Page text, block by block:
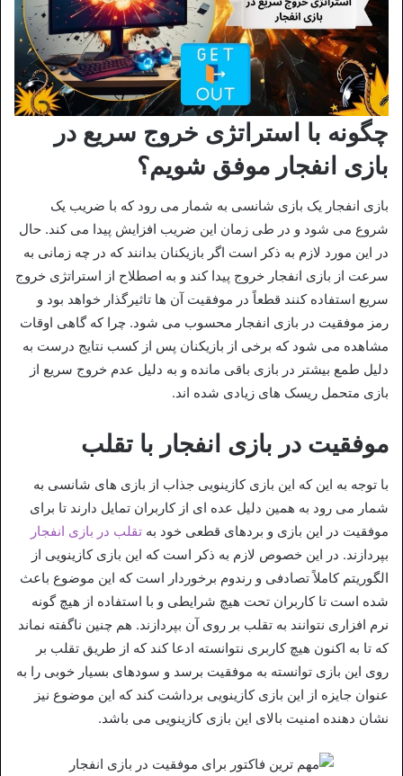
چگونه با استراتژی خروج سریع در
بازی انفجار موفق شویم؟
بازی انفجار یک بازی شانسی به شمار می‌ رود که با ضریب یک
شروع می‌ شود و در طی زمان این ضریب افزایش پیدا می‌ کند. حال
در این مورد لازم به ذکر است اگر بازیکنان بدانند که در چه زمانی به
سرعت از بازی انفجار خروج پیدا کند و به اصطلاح از استراتژی خروج
سریع استفاده کنند قطعاً در موفقیت آن ها تاثیرگذار خواهد بود و
رمز موفقیت در بازی انفجار محسوب می شود. چرا که گاهی اوقات
مشاهده می‌ شود که برخی از بازیکنان پس از کسب نتایج درست به
دلیل طمع بیشتر در بازی باقی مانده و به دلیل عدم خروج سریع از
بازی متحمل ریسک‌ های زیادی شده‌ اند.
موفقیت در بازی انفجار با تقلب
با توجه به این که این بازی کازینویی جذاب از بازی‌ های شانسی به
شمار می‌ رود به همین دلیل عده‌ ای از کاربران تمایل دارند تا برای
موفقیت در این بازی و بردهای قطعی خود به تقلب در بازی انفجار
بپردازند. در این خصوص لازم به ذکر است که این بازی کازینویی از
الگوریتم کاملاً تصادفی و رندوم برخوردار است که این موضوع باعث
شده است تا کاربران تحت هیچ شرایطی و با استفاده از هیچ گونه
نرم‌ افزاری نتوانند به تقلب بر روی آن بپردازند. هم چنین ناگفته نماند
که تا به اکنون هیچ کاربری نتوانسته ادعا کند که از طریق تقلب بر
روی این بازی توانسته به موفقیت برسد و سودهای بسیار خوبی را به
عنوان جایزه از این بازی کازینویی برداشت کند که این موضوع نیز
نشان دهنده امنیت بالای این بازی کازینویی می‌ باشد.